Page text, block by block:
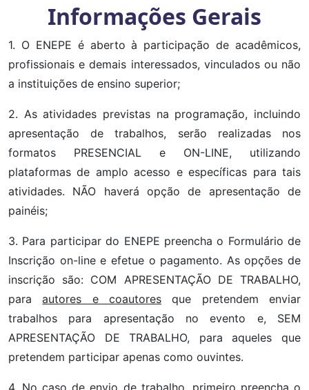
Informações Gerais
1. O ENEPE é aberto à participação de acadêmicos,
profissionais e demais interessados, vinculados ou não
a instituições de ensino superior;
2. As atividades previstas na programação, incluindo
apresentação de trabalhos, serão realizadas nos
formatos PRESENCIAL e ON-LINE, utilizando
plataformas de amplo acesso e específicas para tais
atividades. NÃO haverá opção de apresentação de
painéis;
3. Para participar do ENEPE preencha o Formulário de
Inscrição on-line e efetue o pagamento. As opções de
inscrição são: COM APRESENTAÇÃO DE TRABALHO,
paraautores e coautores que pretendem enviar
trabalhos para apresentação no evento e, SEM
APRESENTAÇÃO DE TRABALHO, para aqueles que
pretendem participar apenas como ouvintes.
4. No caso de envio de trabalho, primeiro preencha o